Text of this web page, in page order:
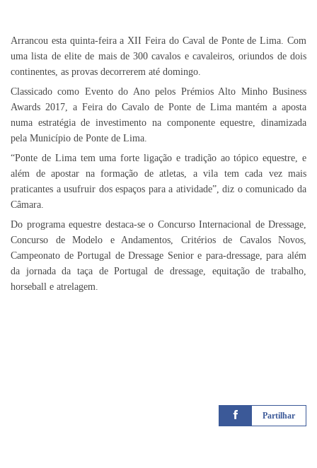
Arrancou esta quinta-feira a XII Feira do Caval de Ponte de Lima. Com
uma lista de elite de mais de 300 cavalos e cavaleiros, oriundos de dois
continentes, as provas decorrerem até domingo.
Classicado como Evento do Ano pelos Prémios Alto Minho Business
Awards 2017, a Feira do Cavalo de Ponte de Lima mantém a aposta
numa estratégia de investimento na componente equestre, dinamizada
pela Município de Ponte de Lima.
“Ponte de Lima tem uma forte ligação e tradição ao tópico equestre, e
além de apostar na formação de atletas, a vila tem cada vez mais
praticantes a usufruir dos espaços para a atividade”, diz o comunicado da
Câmara.
Do programa equestre destaca-se o Concurso Internacional de Dressage,
Concurso de Modelo e Andamentos, Critérios de Cavalos Novos,
Campeonato de Portugal de Dressage Senior e para-dressage, para além
da jornada da taça de Portugal de dressage, equitação de trabalho,
horseball e atrelagem.
Partilhar